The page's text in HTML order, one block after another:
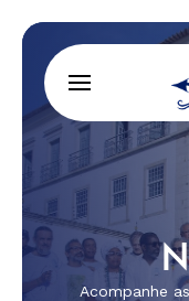
Acompanhe